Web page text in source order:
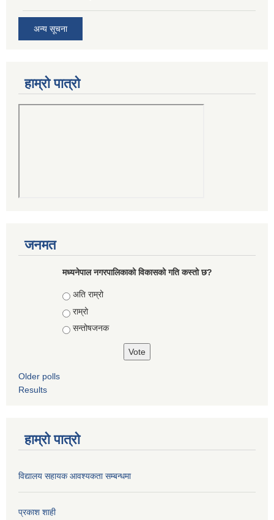
अन्य सूचना
हाम्रो पात्रो
जनमत
मध्यनेपाल नगरपालिकाको विकासको गति कस्तो छ?
Choices
अति राम्रो
राम्रो
सन्तोषजनक
Older polls
Results
हाम्रो पात्रो
विद्यालय सहायक आवश्यकता सम्बन्धमा
प्रकाश शाही